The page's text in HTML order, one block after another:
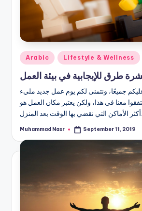
Posted
in
Arabic Lifestyle & Wellness
طرق للإيجابية في بيئة العمل
جميعًا، ونتمنى لكم يوم عمل جديد مليء
تتفقوا معنا في هذا، ولكن يعتبر مكان العمل هو
Posted
Muhammad Nasr September 11, 2019